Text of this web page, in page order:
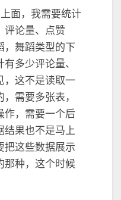
面，我需要统计
评论量、点赞
，舞蹈类型的下
多少评论量、
，这不是读取一
需要多张表，
作，需要一个后
结果也不是马上
把这些数据展示
那种，这个时候